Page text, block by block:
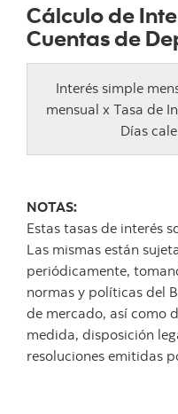
Cálculo de
Cuentas de
Interés simple
mensual x Tasa de
Días
NOTAS:
Estas tasas de interés
Las mismas están
periódicamente,
normas y políticas del
de mercado, así como
medida, disposición
resoluciones emitidas